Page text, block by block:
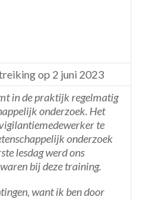
op 2 juni 2023
in de praktijk regelmatig
onderzoek. Het
te
onderzoek
lesdag werd ons
bij deze training.
want ik ben door